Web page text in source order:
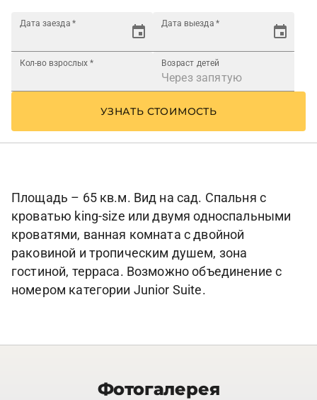
Дата заезда * Дата выезда *
Кол-во взрослых * Возраст детей
УЗНАТЬ СТОИМОСТЬ
Площадь – 65 кв.м. Вид на сад. Спальня с
кроватью king-size или двумя односпальными
кроватями, ванная комната с двойной
раковиной и тропическим душем, зона
гостиной, терраса. Возможно объединение с
номером категории Junior Suite.
Фотогалерея